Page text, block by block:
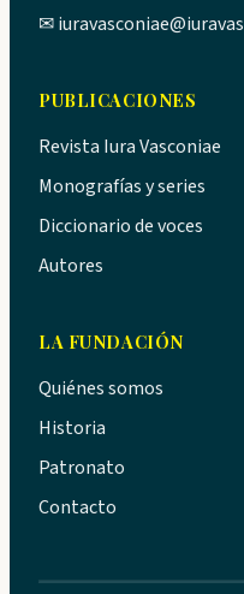
✉
PUBLICACIONES
Revista Iura Vasconiae
Monografías y series
Diccionario de voces
Autores
LA FUNDACIÓN
Quiénes somos
Historia
Patronato
Contacto